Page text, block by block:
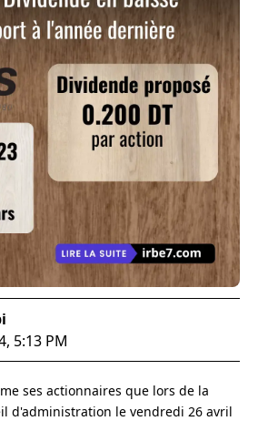
5:13 PM
ses actionnaires que lors de la
d'administration le vendredi 26 avril